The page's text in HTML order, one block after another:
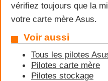
vérifiez toujours que la
votre carte mère Asus.
Voir aussi
Tous les pilotes
Pilotes carte mère
Pilotes stockage